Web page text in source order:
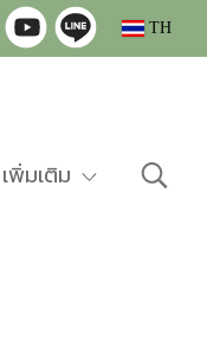
TH
เพิ่มเติม